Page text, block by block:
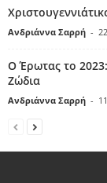
Ανδριάννα Σαρρή -
Ο Έρωτας το
Ζώδια
Ανδριάννα Σαρρή -